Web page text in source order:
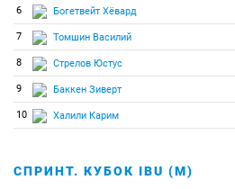
6 Богетвейт Хёвард
7 Томшин Василий
8 Стрелов Юстус
9 Баккен Зиверт
10 Халили Карим
СПРИНТ. КУБОК IBU (М)